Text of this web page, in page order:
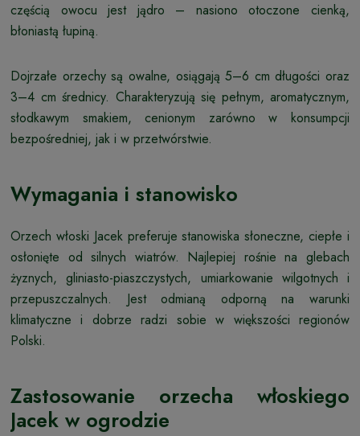
częścią owocu jest jądro – nasiono otoczone cienką,
błoniastą łupiną.
Dojrzałe orzechy są owalne, osiągają 5–6 cm długości oraz
3–4 cm średnicy. Charakteryzują się pełnym, aromatycznym,
słodkawym smakiem, cenionym zarówno w konsumpcji
bezpośredniej, jak i w przetwórstwie.
Wymagania i stanowisko
Orzech włoski Jacek preferuje stanowiska słoneczne, ciepłe i
osłonięte od silnych wiatrów. Najlepiej rośnie na glebach
żyznych, gliniasto-piaszczystych, umiarkowanie wilgotnych i
przepuszczalnych. Jest odmianą odporną na warunki
klimatyczne i dobrze radzi sobie w większości regionów
Polski.
Zastosowanie orzecha włoskiego
Jacek w ogrodzie